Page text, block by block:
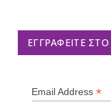
ΕΓΓΡΑΦΕΊΤΕ ΣΤΟ
Email Address *